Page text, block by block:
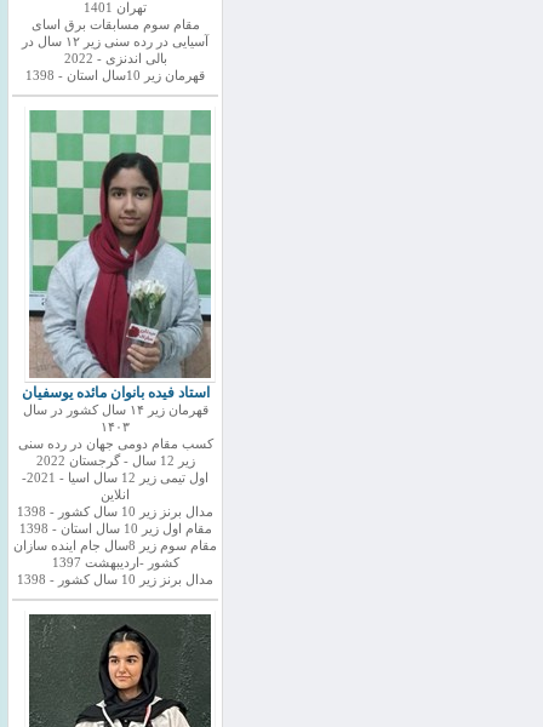
تهران 1401
مقام سوم مسابقات برق اسای
آسیایی در رده سنی زیر ۱۲ سال در
بالی اندنزی - 2022
قهرمان زیر 10سال استان - 1398
استاد فیده بانوان مائده یوسفیان
قهرمان زیر ۱۴ سال کشور در سال
۱۴۰۳
کسب مقام دومی جهان در رده سنی
زیر 12 سال - گرجستان 2022
اول تیمی زیر 12 سال اسیا - 2021-
انلاین
مدال برنز زیر 10 سال کشور - 1398
مقام اول زیر 10 سال استان - 1398
مقام سوم زیر 8سال جام اینده سازان
کشور -اردیبهشت 1397
مدال برنز زیر 10 سال کشور - 1398